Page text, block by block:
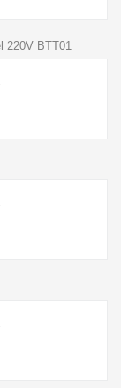
220V BTT01